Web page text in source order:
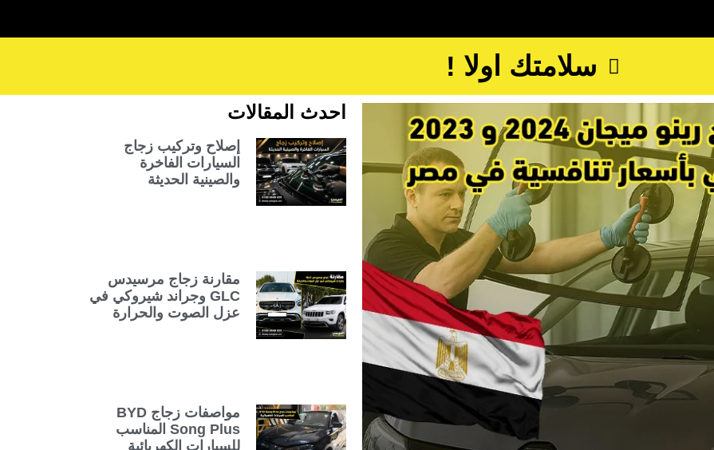
سلامتك اولا !
احدث المقالات
إصلاح وتركيب زجاج
السيارات الفاخرة
والصينية الحديثة
مقارنة زجاج مرسيدس
GLC وجراند شيروكي في
عزل الصوت والحرارة
مواصفات زجاج BYD
Song Plus المناسب
للسيارات الكهربائية